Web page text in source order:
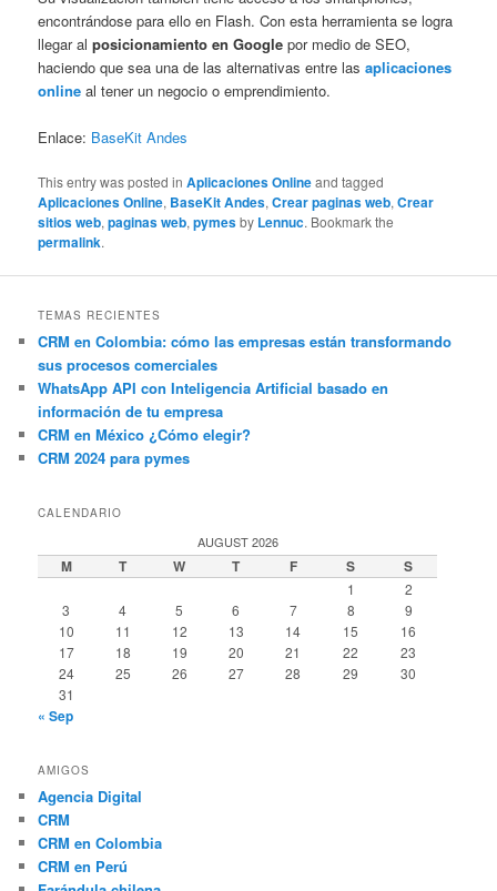
encontrándose para ello en Flash. Con esta herramienta se logra
llegar alposicionamiento en Google por medio de SEO,
haciendo que sea una de las alternativas entre lasaplicaciones
online al tener un negocio o emprendimiento.
Enlace: BaseKit Andes
This entry was posted inAplicaciones Onlineand tagged
Aplicaciones Online, BaseKit Andes,Crear paginas web,Crear
sitios web,paginas web,pymesby Lennuc. Bookmark the
permalink.
TEMAS RECIENTES
CRM en Colombia: cómo las empresas están transformando
sus procesos comerciales
WhatsApp API con Inteligencia Artificial basado en
información de tu empresa
CRM en México ¿Cómo elegir?
CRM 2024 para pymes
CALENDARIO
AUGUST 2026
M T W T F S S
1
2
3
4 5 6 7 8
9
10
11 12 13 14 15
16
17
18 19 20 21 22
23
24
25 26 27 28 29
30
31
« Sep
AMIGOS
Agencia Digital
CRM
CRM en Colombia
CRM en Perú